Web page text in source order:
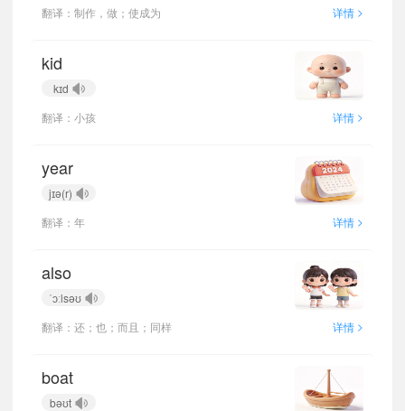
翻译：制作，做；使成为
详情 >
kid
kɪd
翻译：小孩
详情 >
year
jɪə(r)
翻译：年
详情 >
also
ˈɔːlsəʊ
翻译：还；也；而且；同样
详情 >
boat
bəʊt